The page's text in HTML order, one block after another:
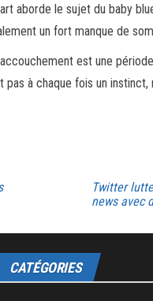
aborde le sujet du baby
un fort manque de
est une
pas à chaque fois un
Twitter
news avec
CATÉGORIES